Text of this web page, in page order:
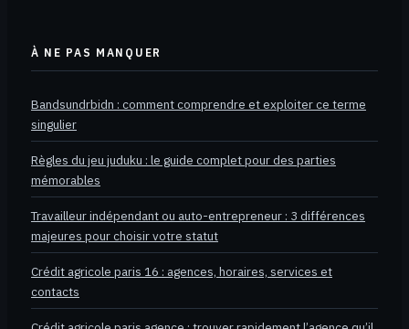
À NE PAS MANQUER
Bandsundrbidn : comment comprendre et exploiter ce terme
singulier
Règles du jeu juduku : le guide complet pour des parties
mémorables
Travailleur indépendant ou auto-entrepreneur : 3 différences
majeures pour choisir votre statut
Crédit agricole paris 16 : agences, horaires, services et
contacts